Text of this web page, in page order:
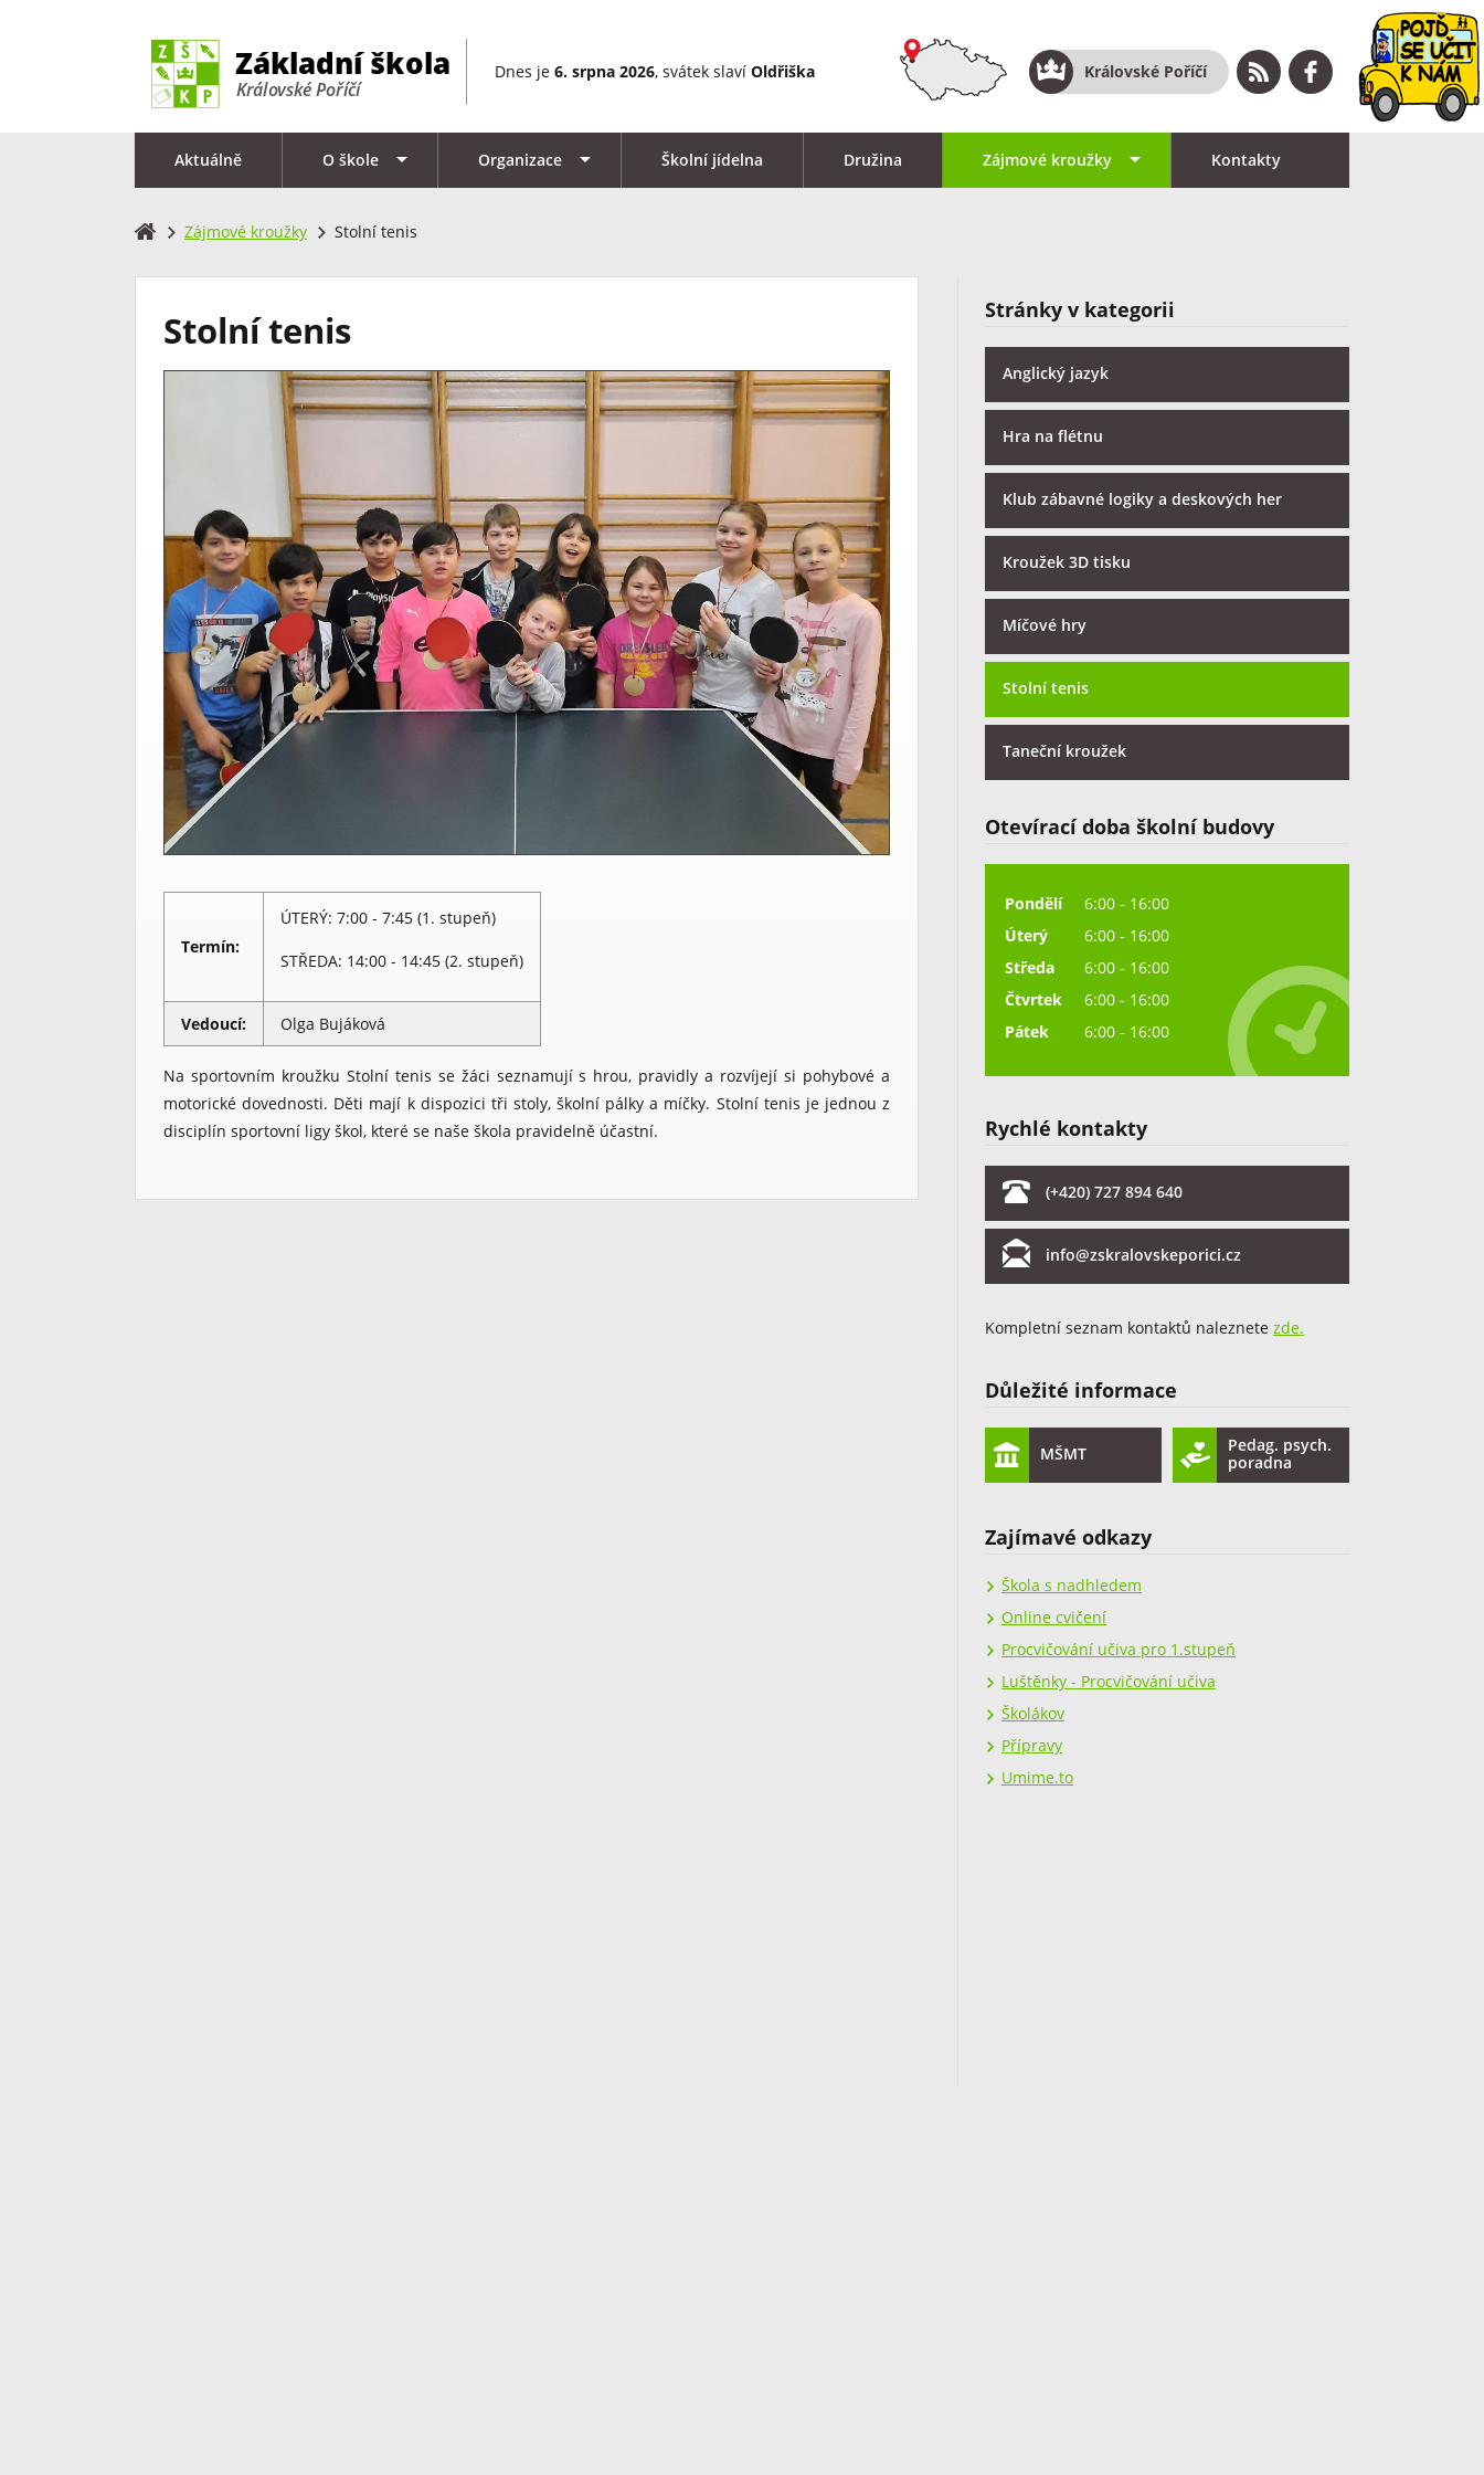
Dnes je 6. srpna 2026, svátek slaví Oldřiška Královské Poříčí
Aktuálně O škole Organizace Školní jídelna Družina Zájmové kroužky Kontakty
Zájmové kroužky Stolní tenis
Stolní tenis
Termín:
ÚTERÝ: 7:00 - 7:45 (1. stupeň)
STŘEDA: 14:00 - 14:45 (2. stupeň)
Vedoucí: Olga Bujáková
Na sportovním kroužku Stolní tenis se žáci seznamují s hrou, pravidly a rozvíjejí si pohybové a
motorické dovednosti. Děti mají k dispozici tři stoly, školní pálky a míčky. Stolní tenis je jednou z
disciplín sportovní ligy škol, které se naše škola pravidelně účastní.
Stránky v kategorii
Anglický jazyk
Hra na flétnu
Klub zábavné logiky a deskových her
Kroužek 3D tisku
Míčové hry
Stolní tenis
Taneční kroužek
Otevírací doba školní budovy
Pondělí
6:00 - 16:00
Úterý
6:00 - 16:00
Středa
6:00 - 16:00
Čtvrtek
6:00 - 16:00
Pátek
6:00 - 16:00
Rychlé kontakty
(+420) 727 894 640
info@zskralovskeporici.cz
Kompletní seznam kontaktů naleznete zde.
Důležité informace
MŠMT
Pedag. psych.
poradna
Zajímavé odkazy
Škola s nadhledem
Online cvičení
Procvičování učiva pro 1.stupeň
Luštěnky - Procvičování učiva
Školákov
Přípravy
Umime.to